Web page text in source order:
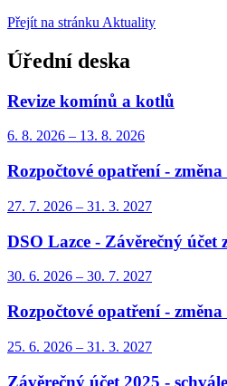
Přejít na stránku Aktuality
Úřední deska
Revize komínů a kotlů
6. 8. 2026 – 13. 8. 2026
Rozpočtové opatření - změna
27. 7. 2026 – 31. 3. 2027
DSO Lazce - Závěrečný
30. 6. 2026 – 30. 7. 2027
Rozpočtové opatření - změna
25. 6. 2026 – 31. 3. 2027
Závěrečný účet 2025 -